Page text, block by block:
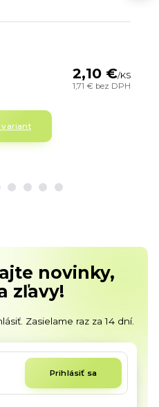
2,10 €/KS
1,71 € bez DPH
variant
novinky,
zľavy!
Zasielame raz za 14 dní.
Prihlásiť sa